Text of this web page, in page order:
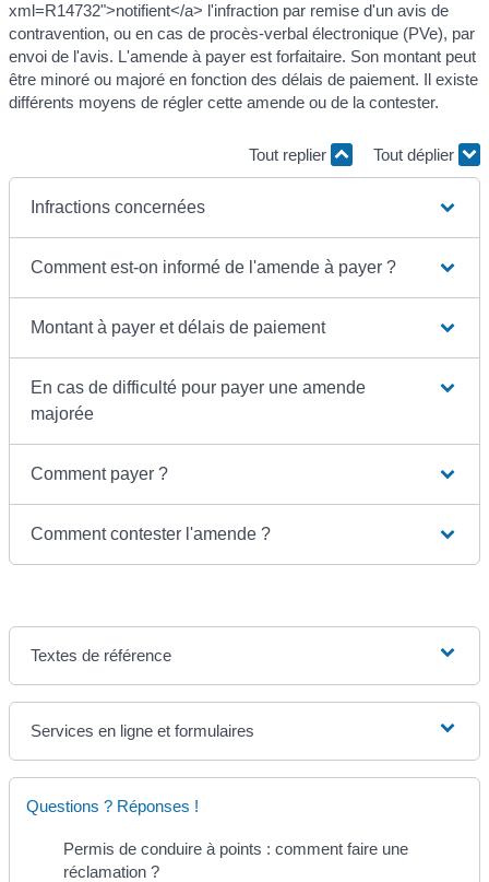
xml=R14732">notifient</a> l'infraction par remise d'un avis de
contravention, ou en cas de procès-verbal électronique (PVe), par
envoi de l'avis. L'amende à payer est forfaitaire. Son montant peut
être minoré ou majoré en fonction des délais de paiement. Il existe
différents moyens de régler cette amende ou de la contester.
Tout replier Tout déplier
Infractions concernées
Comment est-on informé de l'amende à payer ?
Montant à payer et délais de paiement
En cas de difficulté pour payer une amende
majorée
Comment payer ?
Comment contester l'amende ?
Textes de référence
Services en ligne et formulaires
Questions ? Réponses !
Permis de conduire à points : comment faire une
réclamation ?